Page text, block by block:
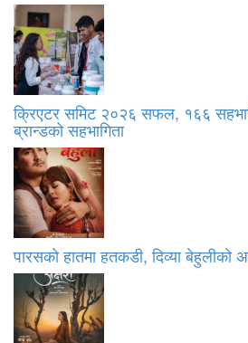
क्रिएटर समिट २०२६ सफल, १६६
ब्रान्डको सहभागिता
पारसको हातमा हतकडी, दिव्या बेहुलीको